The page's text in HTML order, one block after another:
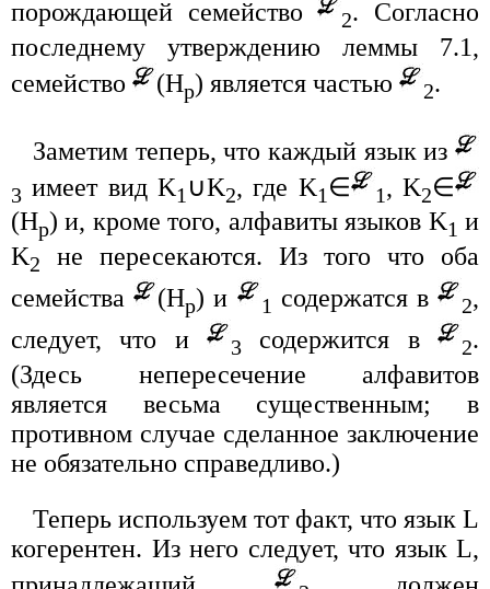
порождающей семейство
2. Согласно
последнему утверждению леммы 7.1,
семейство
(Hp) является частью 2.
Заметим теперь, что каждый язык из
3 имеет вид K1 ∪K2, где K1 ∈ 1, K2∈
(Hp) и, кроме того, алфавиты языков K1 и
K2
не пересекаются. Из того что оба
семейства
(Hp) и 1 содержатся в 2,
следует, что и
3 содержится в 2.
(Здесь непересечение алфавитов
является весьма существенным; в
противном случае сделанное заключение
не обязательно справедливо.)
Теперь используем тот факт, что язык L
когерентен. Из него следует, что язык L,